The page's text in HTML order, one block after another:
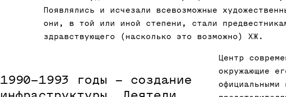
Появлялись и исчезали всевозможные
они, в той или иной степени, стали
здравствующего (насколько это возможно) ХЖ.
1990–1993 годы – создание
Центр
окружающие
официальными